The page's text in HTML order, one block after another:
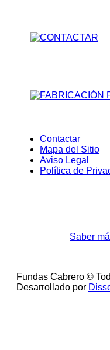
Contactar
Mapa del Sitio
Aviso Legal
Política de
Saber
Fundas Cabrero ©
Desarrollado por